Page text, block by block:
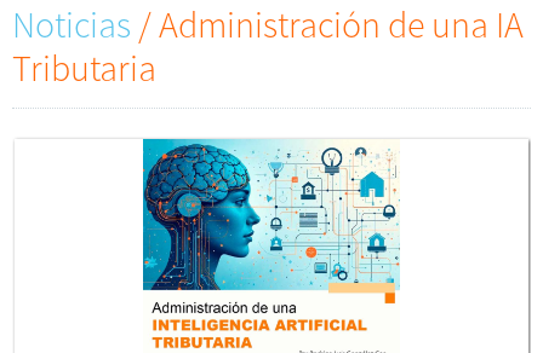
Noticias /Administración de una IA
Tributaria